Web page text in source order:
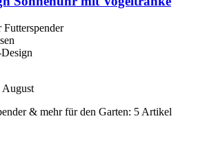
August
& mehr für den Garten: 5 Artikel